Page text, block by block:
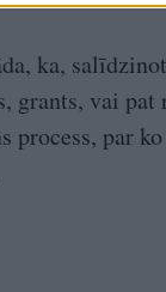
ka,
grants, vai
process, par